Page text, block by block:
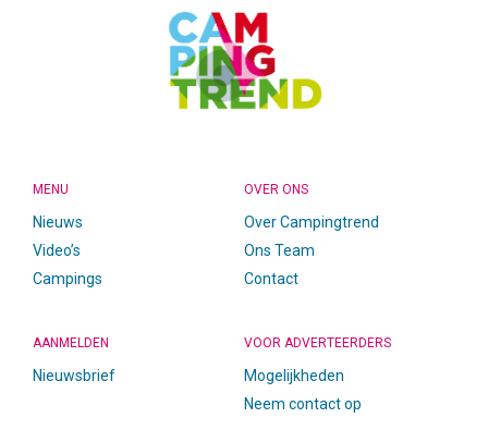
MENU
Nieuws
Video’s
Campings
OVER ONS
Over Campingtrend
Ons Team
Contact
AANMELDEN
Nieuwsbrief
VOOR ADVERTEERDERS
Mogelijkheden
Neem contact op